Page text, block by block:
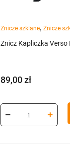
Znicze szklane, Znicze
Znicz Kapliczka Verso
89,00zł